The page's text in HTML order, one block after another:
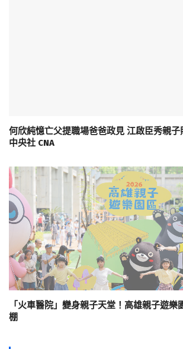
何欣純憶亡父提職場爸爸政見 江啟臣秀親
中央社 CNA
「火車醫院」變身親子天堂！高雄親子遊樂
棚